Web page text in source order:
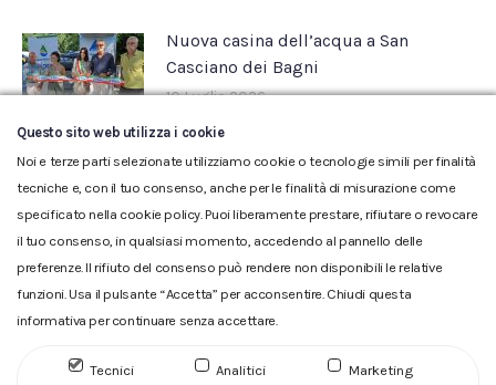
Nuova casina dell’acqua a San
Casciano dei Bagni
10 Luglio 2026
Glossario|Privacy|Cookie|Reclamo
Questo sito web utilizza i cookie
Noi e terze parti selezionate utilizziamo cookie o tecnologie simili per finalità
tecniche e, con il tuo consenso, anche per le finalità di misurazione come
specificato nella cookie policy. Puoi liberamente prestare, rifiutare o revocare
il tuo consenso, in qualsiasi momento, accedendo al pannello delle
preferenze. Il rifiuto del consenso può rendere non disponibili le relative
funzioni. Usa il pulsante “Accetta” per acconsentire. Chiudi questa
informativa per continuare senza accettare.
Tecnici Analitici Marketing